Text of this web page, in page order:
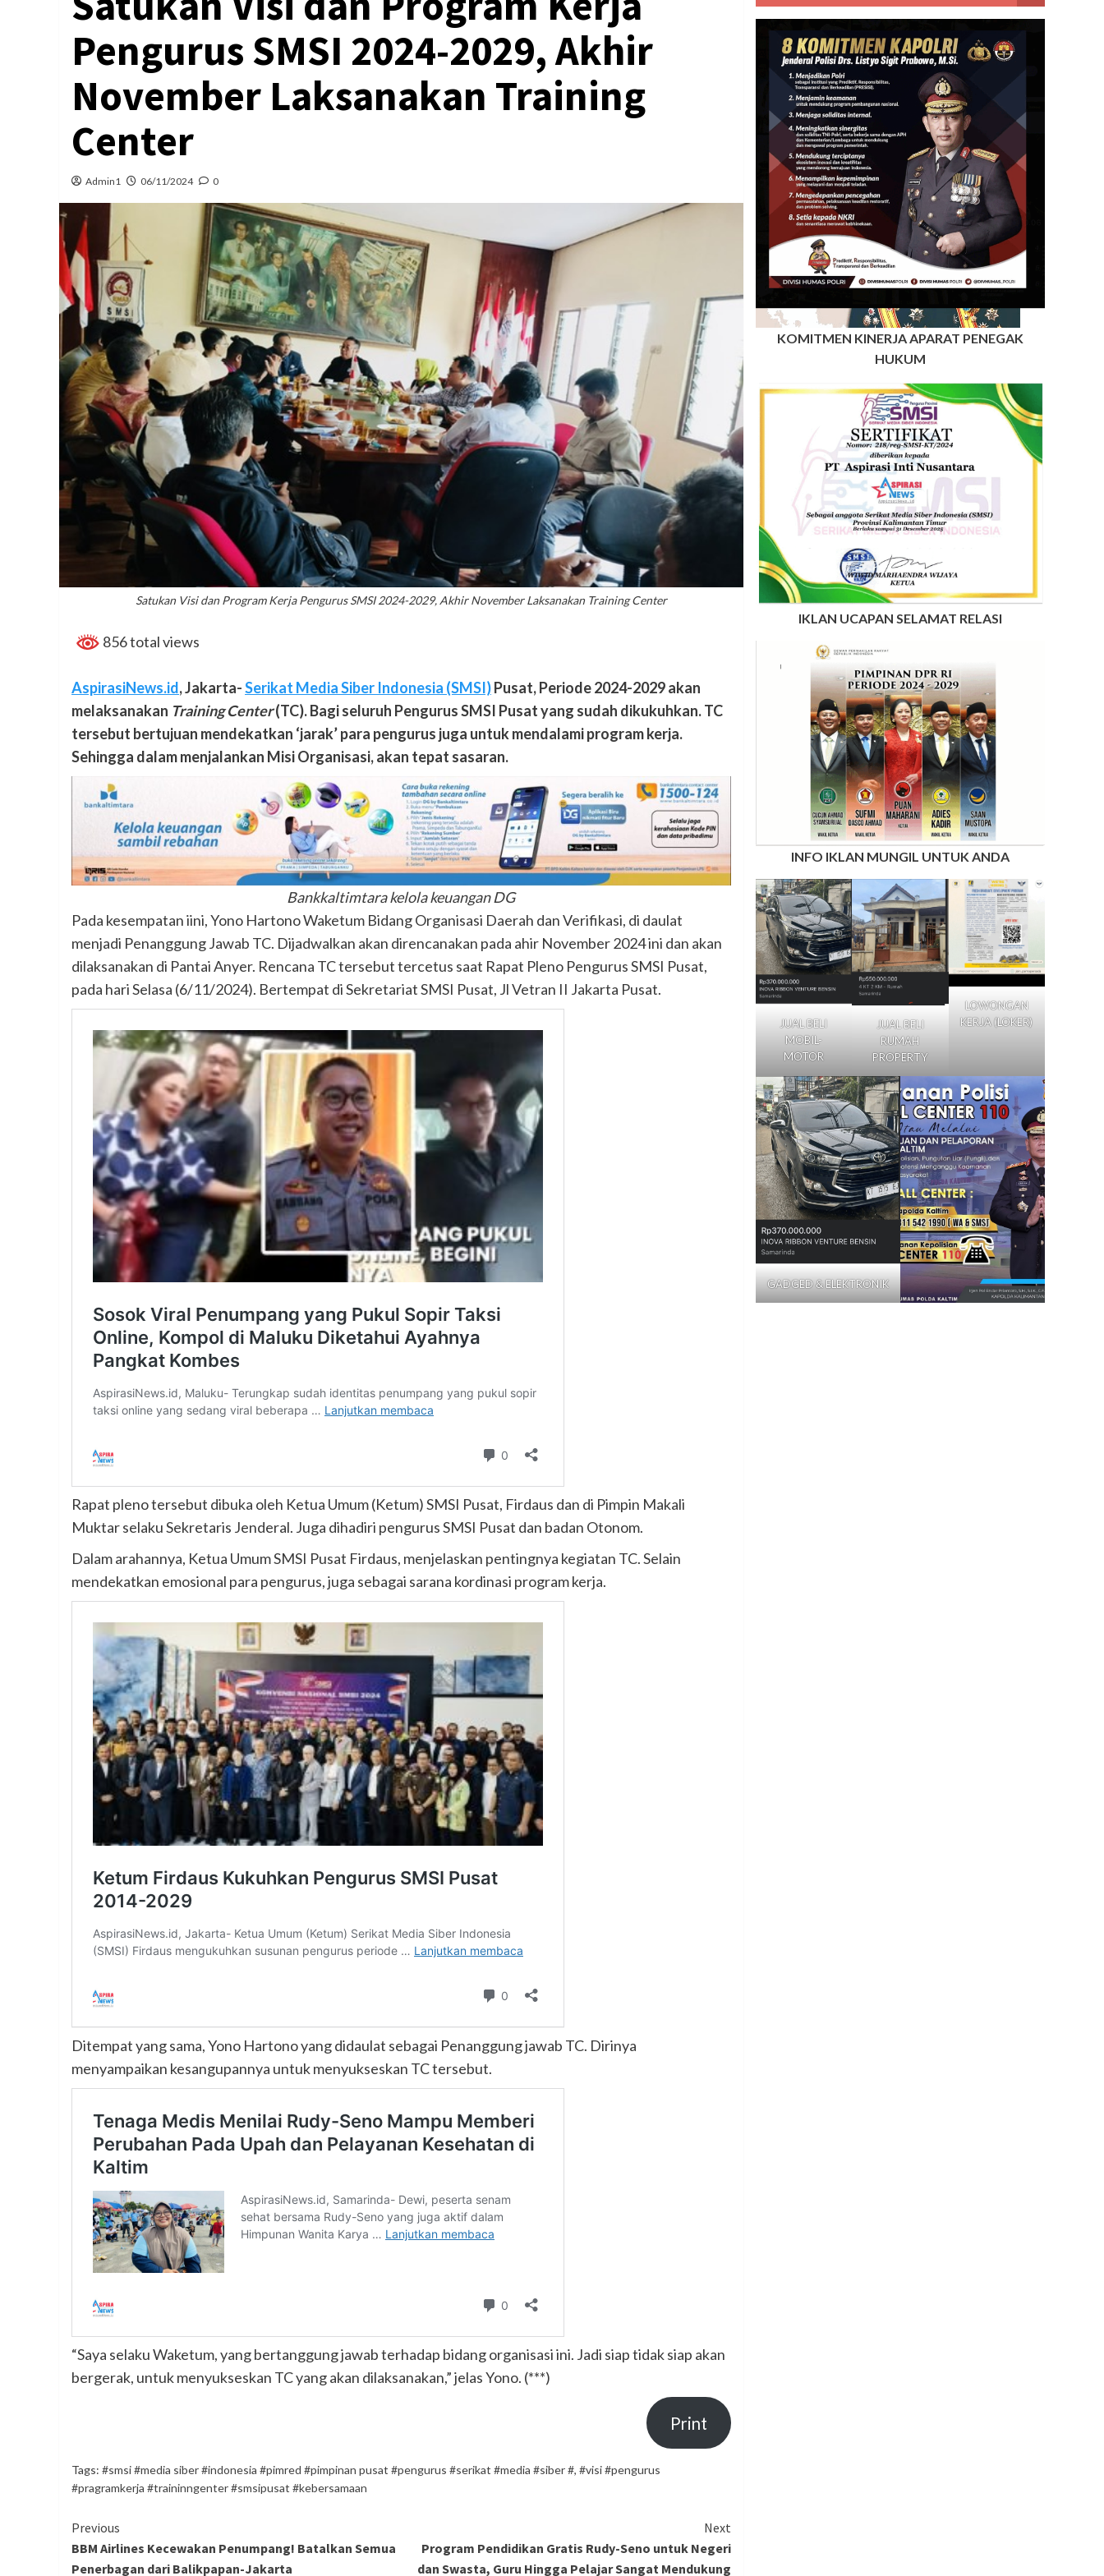
Pengurus SMSI 2024-2029, Akhir
November Laksanakan Training
Center
Admin1 06/11/2024 0
Satukan Visi dan Program Kerja Pengurus SMSI 2024-2029, Akhir November Laksanakan Training Center
856 total views
AspirasiNews.id, Jakarta-Serikat Media Siber Indonesia (SMSI)Pusat, Periode 2024-2029 akan
melaksanakan Training Center(TC). Bagi seluruh Pengurus SMSI Pusat yang sudah dikukuhkan. TC
tersebut bertujuan mendekatkan ‘jarak’ para pengurus juga untuk mendalami program kerja.
Sehingga dalam menjalankan Misi Organisasi, akan tepat sasaran.
Bankkaltimtara kelola keuangan DG
Pada kesempatan iini, Yono Hartono Waketum Bidang Organisasi Daerah dan Verifikasi, di daulat
menjadi Penanggung Jawab TC. Dijadwalkan akan direncanakan pada ahir November 2024 ini dan akan
dilaksanakan di Pantai Anyer. Rencana TC tersebut tercetus saat Rapat Pleno Pengurus SMSI Pusat,
pada hari Selasa (6/11/2024). Bertempat di Sekretariat SMSI Pusat, Jl Vetran II Jakarta Pusat.
Rapat pleno tersebut dibuka oleh Ketua Umum (Ketum) SMSI Pusat, Firdaus dan di Pimpin Makali
Muktar selaku Sekretaris Jenderal. Juga dihadiri pengurus SMSI Pusat dan badan Otonom.
Dalam arahannya, Ketua Umum SMSI Pusat Firdaus, menjelaskan pentingnya kegiatan TC. Selain
mendekatkan emosional para pengurus, juga sebagai sarana kordinasi program kerja.
Ditempat yang sama, Yono Hartono yang didaulat sebagai Penanggung jawab TC. Dirinya
menyampaikan kesangupannya untuk menyukseskan TC tersebut.
“Saya selaku Waketum, yang bertanggung jawab terhadap bidang organisasi ini. Jadi siap tidak siap akan
bergerak, untuk menyukseskan TC yang akan dilaksanakan,” jelas Yono. (***)
Print
Tags: #smsi #media siber #indonesia #pimred #pimpinan pusat #pengurus #serikat #media #siber #, #visi #pengurus
#pragramkerja #traininngenter #smsipusat #kebersamaan
Continue
Reading
Previous
BBM Airlines Kecewakan Penumpang! Batalkan Semua
Penerbagan dari Balikpapan-Jakarta
Next
Program Pendidikan Gratis Rudy-Seno untuk Negeri
dan Swasta, Guru Hingga Pelajar Sangat Mendukung
KOMITMEN KINERJA APARAT PENEGAK
HUKUM
IKLAN UCAPAN SELAMAT RELASI
INFO IKLAN MUNGIL UNTUK ANDA
JUAL BELI
MOBIL-
MOTOR
JUAL BELI
RUMAH
PROPERTY
LOWONGAN
KERJA (LOKER)
GADGED & ELEKTRONIK